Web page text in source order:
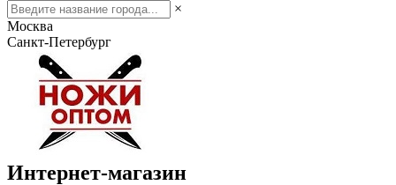
×
Москва
Санкт-Петербург
Интернет-магазин